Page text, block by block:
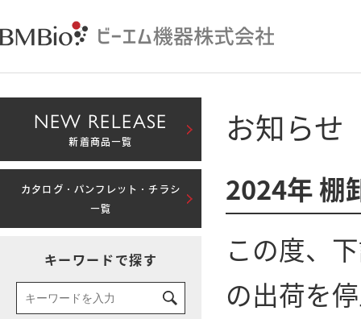
お知らせ
2024年 棚
この度、
の出荷を
NEW RELEASE
新着商品一覧
カタログ・パンフレット・チラシ
一覧
キーワードで探す